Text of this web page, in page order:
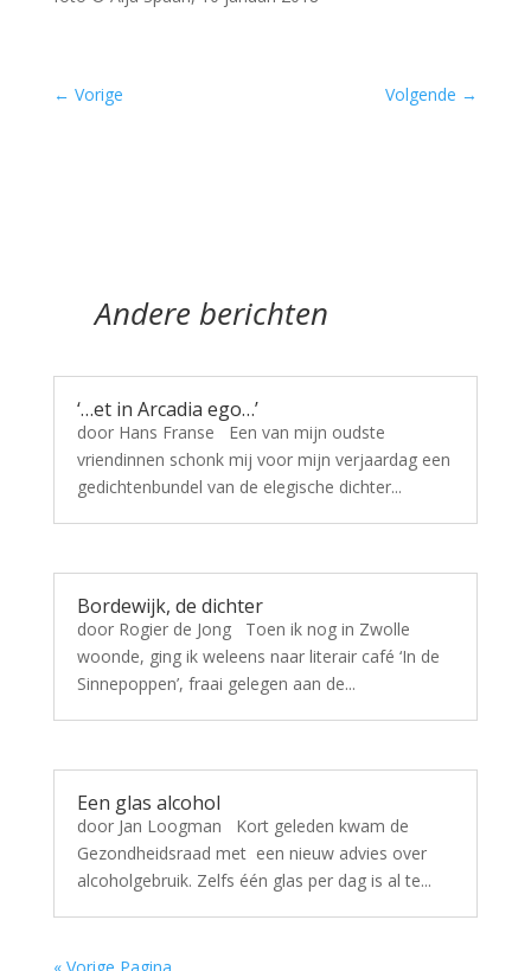
← Vorige Volgende →
Andere berichten
‘…et in Arcadia ego…’
door Hans Franse Een van mijn oudste
vriendinnen schonk mij voor mijn verjaardag een
gedichtenbundel van de elegische dichter...
Bordewijk, de dichter
door Rogier de Jong Toen ik nog in Zwolle
woonde, ging ik weleens naar literair café ‘In de
Sinnepoppen’, fraai gelegen aan de...
Een glas alcohol
door Jan Loogman Kort geleden kwam de
Gezondheidsraad met een nieuw advies over
alcoholgebruik. Zelfs één glas per dag is al te...